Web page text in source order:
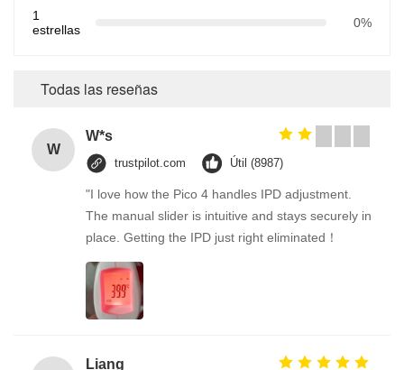
1
estrellas
0%
Todas las reseñas
W
W*s
trustpilot.com Útil (8987)
"I love how the Pico 4 handles IPD adjustment.
The manual slider is intuitive and stays securely in
place. Getting the IPD just right eliminated！
Liang